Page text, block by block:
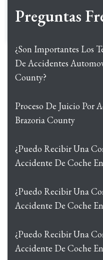
Preguntas
¿Son Importantes Los
De Accidentes
County?
Proceso De Juicio Por
Brazoria County
¿Puedo Recibir Una
Accidente De Coche
¿Puedo Recibir Una
Accidente De Coche
¿Puedo Recibir Una
Accidente De Coche